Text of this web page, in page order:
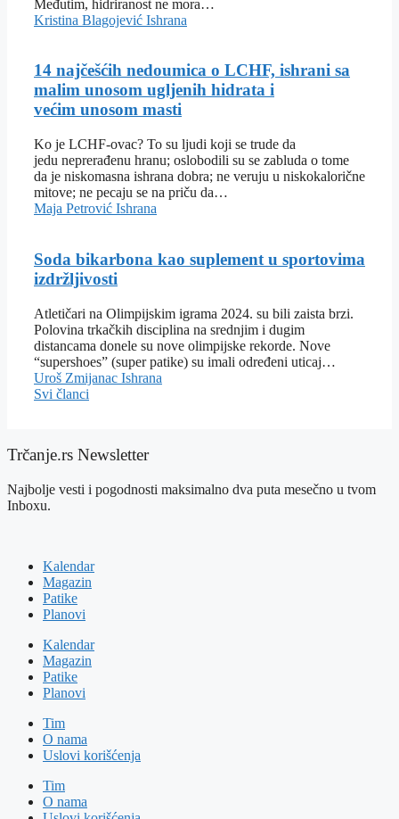
Međutim, hidriranost ne mora…
Kristina Blagojević Ishrana
14 najčešćih nedoumica o LCHF, ishrani sa
malim unosom ugljenih hidrata i
većim unosom masti
Ko je LCHF-ovac? To su ljudi koji se trude da
jedu neprerađenu hranu; oslobodili su se zabluda o tome
da je niskomasna ishrana dobra; ne veruju u niskokalorične
mitove; ne pecaju se na priču da…
Maja Petrović Ishrana
Soda bikarbona kao suplement u sportovima
izdržljivosti
Atletičari na Olimpijskim igrama 2024. su bili zaista brzi.
Polovina trkačkih disciplina na srednjim i dugim
distancama donele su nove olimpijske rekorde. Nove
“supershoes” (super patike) su imali određeni uticaj…
Uroš Zmijanac Ishrana
Svi članci
Trčanje.rs Newsletter
Najbolje vesti i pogodnosti maksimalno dva puta mesečno u tvom
Inboxu.
Kalendar
Magazin
Patike
Planovi
Kalendar
Magazin
Patike
Planovi
Tim
O nama
Uslovi korišćenja
Tim
O nama